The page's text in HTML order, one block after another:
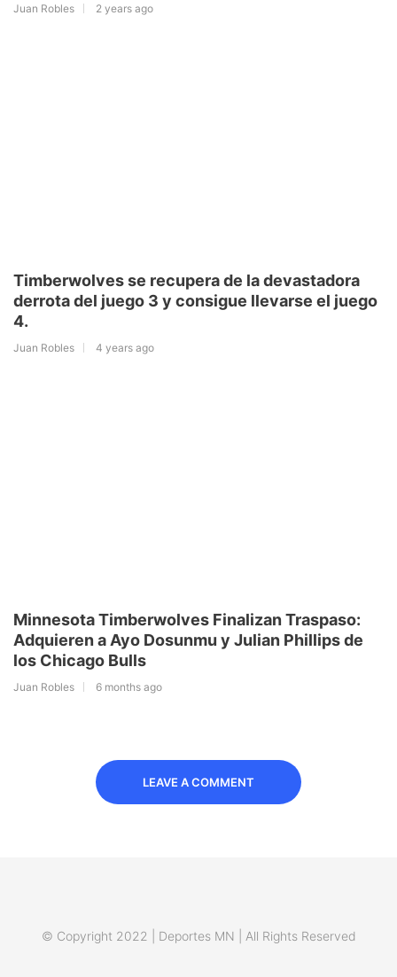
Juan Robles 2 years ago
Timberwolves se recupera de la devastadora
derrota del juego 3 y consigue llevarse el juego
4.
Juan Robles 4 years ago
Minnesota Timberwolves Finalizan Traspaso:
Adquieren a Ayo Dosunmu y Julian Phillips de
los Chicago Bulls
Juan Robles 6 months ago
LEAVE A COMMENT
© Copyright 2022 | Deportes MN | All Rights Reserved